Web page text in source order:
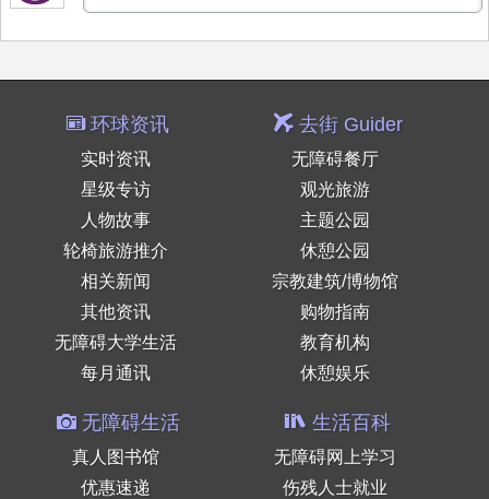
环球资讯
实时资讯
星级专访
人物故事
轮椅旅游推介
相关新闻
其他资讯
无障碍大学生活
每月通讯
去街 Guider
无障碍餐厅
观光旅游
主题公园
休憩公园
宗教建筑/博物馆
购物指南
教育机构
休憩娱乐
无障碍生活
真人图书馆
优惠速递
生活百科
无障碍网上学习
伤残人士就业